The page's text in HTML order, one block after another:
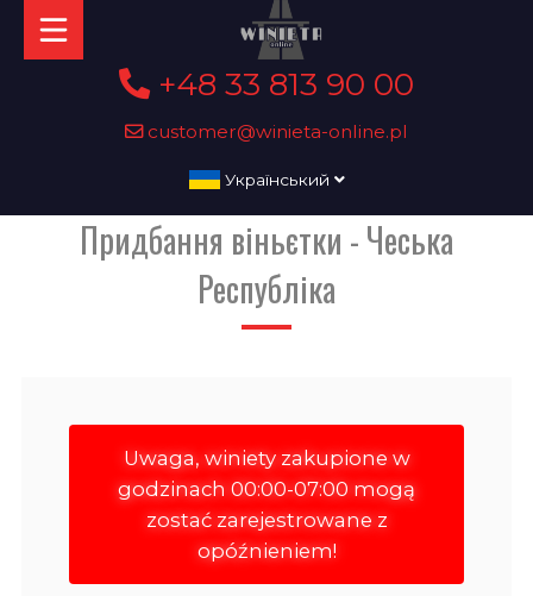
+48 33 813 90 00
customer@winieta-online.pl
Український
Придбання віньєтки - Чеська
Республіка
Uwaga, winiety zakupione w
godzinach 00:00-07:00 mogą
zostać zarejestrowane z
opóźnieniem!